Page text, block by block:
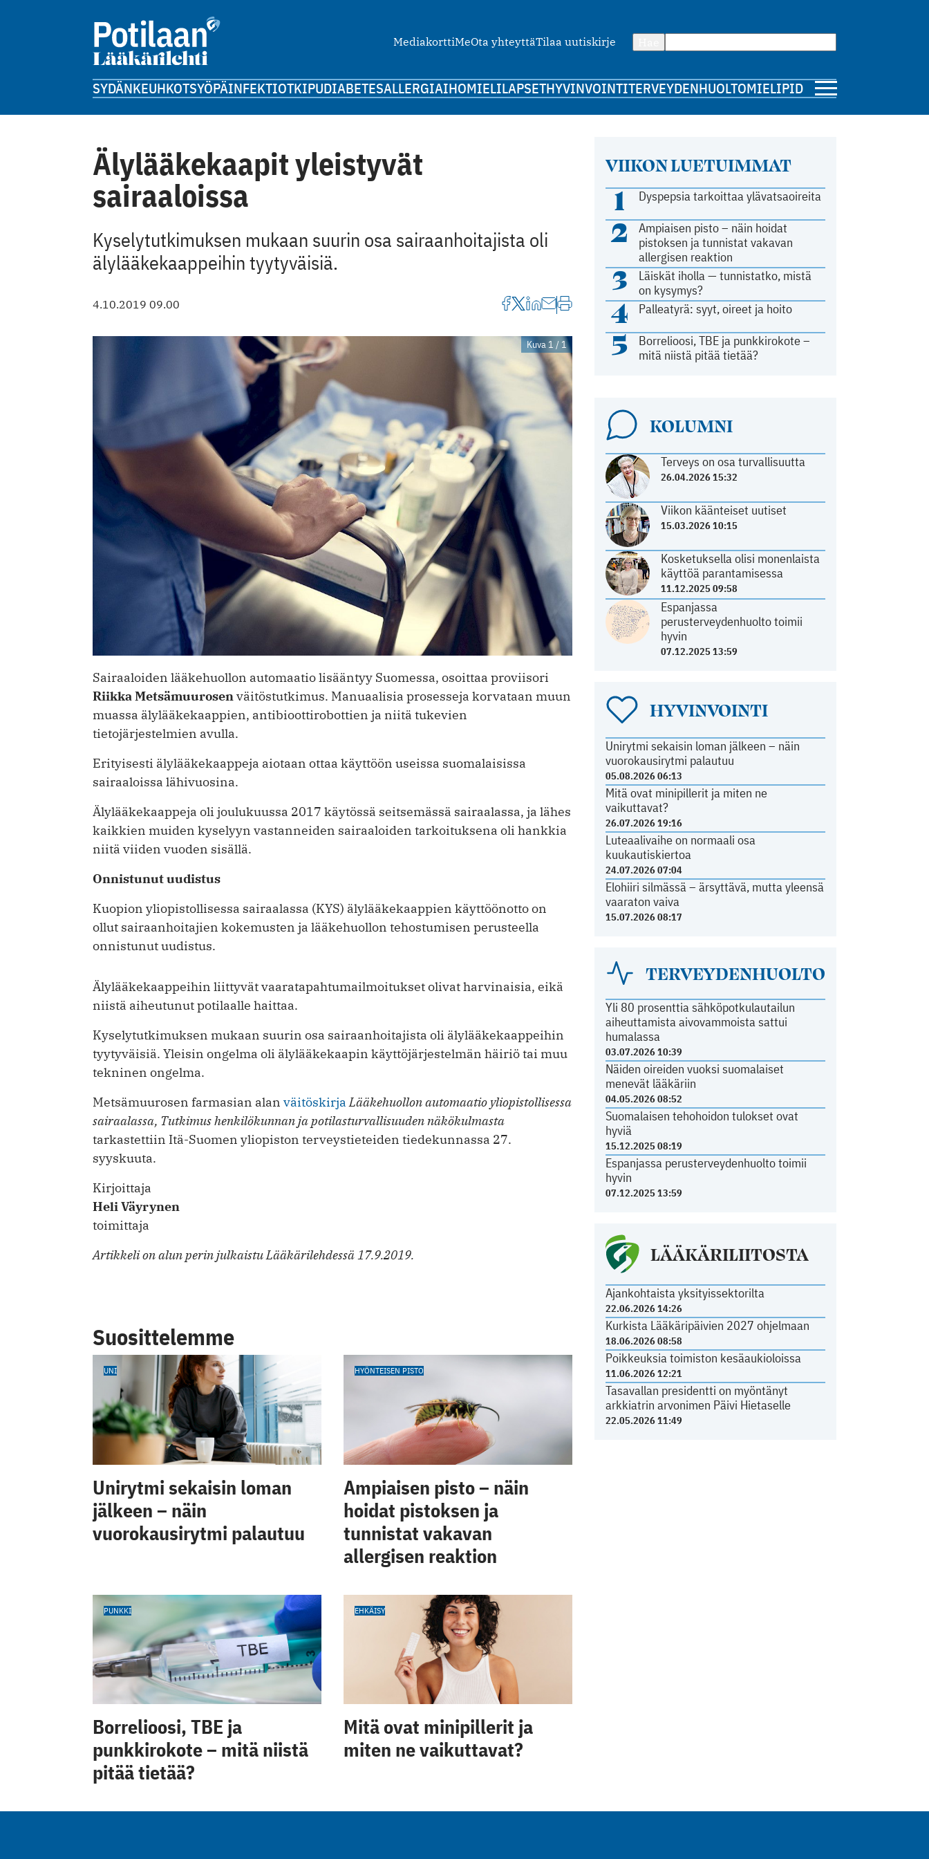
MediakorttiMeOta yhteyttäTilaa uutiskirje
SYDÄNKEUHKOTSYÖPÄINFEKTIOTKIPUDIABETESALLERGIAIHOMIELILAPSETHYVINVOINTITERVEYDENHUOLTOMIELIPIDE
VIIKON LUETUIMMAT
1 Dyspepsia tarkoittaa ylävatsaoireita
2
Ampiaisen pisto – näin hoidat
pistoksen ja tunnistat vakavan
allergisen reaktion
3
Läiskät iholla — tunnistatko, mistä
on kysymys?
4 Palleatyrä: syyt, oireet ja hoito
5
Borrelioosi, TBE ja punkkirokote –
mitä niistä pitää tietää?
KOLUMNI
Terveys on osa turvallisuutta
26.04.2026 15:32
Viikon käänteiset uutiset
15.03.2026 10:15
Kosketuksella olisi monenlaista
käyttöä parantamisessa
11.12.2025 09:58
Espanjassa
perusterveydenhuolto toimii
hyvin
07.12.2025 13:59
HYVINVOINTI
Unirytmi sekaisin loman jälkeen – näin
vuorokausirytmi palautuu
05.08.2026 06:13
Mitä ovat minipillerit ja miten ne
vaikuttavat?
26.07.2026 19:16
Luteaalivaihe on normaali osa
kuukautiskiertoa
24.07.2026 07:04
Elohiiri silmässä – ärsyttävä, mutta yleensä
vaaraton vaiva
15.07.2026 08:17
TERVEYDENHUOLTO
Yli 80 prosenttia sähköpotkulautailun
aiheuttamista aivovammoista sattui
humalassa
03.07.2026 10:39
Näiden oireiden vuoksi suomalaiset
menevät lääkäriin
04.05.2026 08:52
Suomalaisen tehohoidon tulokset ovat
hyviä
15.12.2025 08:19
Espanjassa perusterveydenhuolto toimii
hyvin
07.12.2025 13:59
LÄÄKÄRILIITOSTA
Ajankohtaista yksityissektorilta
22.06.2026 14:26
Kurkista Lääkäripäivien 2027 ohjelmaan
18.06.2026 08:58
Poikkeuksia toimiston kesäaukioloissa
11.06.2026 12:21
Tasavallan presidentti on myöntänyt
arkkiatrin arvonimen Päivi Hietaselle
22.05.2026 11:49
Älylääkekaapit yleistyvät
sairaaloissa
Kyselytutkimuksen mukaan suurin osa sairaanhoitajista oli
älylääkekaappeihin tyytyväisiä.
4.10.2019 09.00
Kuva 1 / 1
Sairaaloiden lääkehuollon automaatio lisääntyy Suomessa, osoittaa proviisori
Riikka Metsämuurosenväitöstutkimus. Manuaalisia prosesseja korvataan muun
muassa älylääkekaappien, antibioottirobottien ja niitä tukevien
tietojärjestelmien avulla.
Erityisesti älylääkekaappeja aiotaan ottaa käyttöön useissa suomalaisissa
sairaaloissa lähivuosina.
Älylääkekaappeja oli joulukuussa 2017 käytössä seitsemässä sairaalassa, ja lähes
kaikkien muiden kyselyyn vastanneiden sairaaloiden tarkoituksena oli hankkia
niitä viiden vuoden sisällä.
Onnistunut uudistus
Kuopion yliopistollisessa sairaalassa (KYS) älylääkekaappien käyttöönotto on
ollut sairaanhoitajien kokemusten ja lääkehuollon tehostumisen perusteella
onnistunut uudistus.
Älylääkekaappeihin liittyvät vaaratapahtumailmoitukset olivat harvinaisia, eikä
niistä aiheutunut potilaalle haittaa.
Kyselytutkimuksen mukaan suurin osa sairaanhoitajista oli älylääkekaappeihin
tyytyväisiä. Yleisin ongelma oli älylääkekaapin käyttöjärjestelmän häiriö tai muu
tekninen ongelma.
Metsämuurosen farmasian alan väitöskirja Lääkehuollon automaatio yliopistollisessa
sairaalassa, Tutkimus henkilökunnan ja potilasturvallisuuden näkökulmasta
tarkastettiin Itä-Suomen yliopiston terveystieteiden tiedekunnassa 27.
syyskuuta.
Kirjoittaja
Heli Väyrynen
toimittaja
Artikkeli on alun perin julkaistu Lääkärilehdessä 17.9.2019.
Suosittelemme
UNI
Unirytmi sekaisin loman
jälkeen – näin
vuorokausirytmi palautuu
HYÖNTEISEN PISTO
Ampiaisen pisto – näin
hoidat pistoksen ja
tunnistat vakavan
allergisen reaktion
PUNKKI
Borrelioosi, TBE ja
punkkirokote – mitä niistä
pitää tietää?
EHKÄISY
Mitä ovat minipillerit ja
miten ne vaikuttavat?